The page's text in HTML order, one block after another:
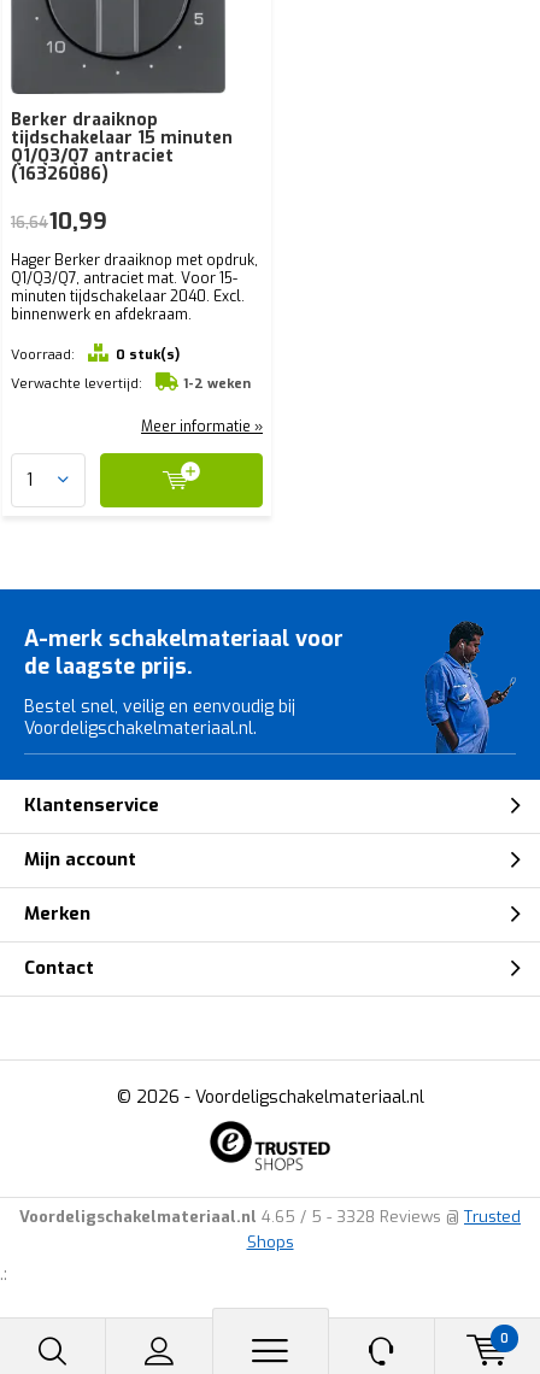
0
Berker draaiknop
tijdschakelaar 15 minuten
Q1/Q3/Q7 antraciet
(16326086)
Hager Berker draaiknop met opdruk,
Q1/Q3/Q7, antraciet mat. Voor 15-
minuten tijdschakelaar 2040. Excl.
binnenwerk en afdekraam.
Voorraad:
0 stuk(s)
Verwachte levertijd:
1-2 weken
16,6410,99
Meer informatie »
A-merk schakelmateriaal voor
de laagste prijs.
Bestel snel, veilig en eenvoudig bij
Voordeligschakelmateriaal.nl.
Klantenservice
Mijn account
Merken
Contact
© 2026 - Voordeligschakelmateriaal.nl
Voordeligschakelmateriaal.nl 4.65 / 5 - 3328 Reviews @ Trusted
Shops
.: